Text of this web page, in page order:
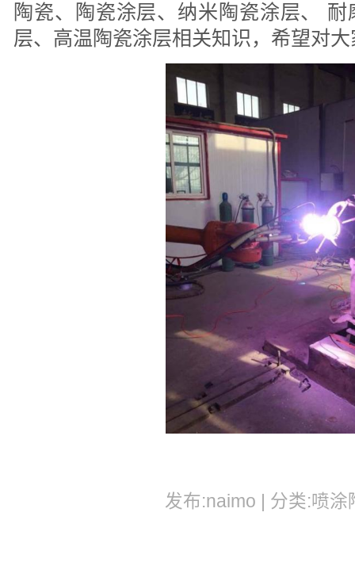
陶瓷、陶瓷涂层、纳米陶瓷涂层、
层、高温陶瓷涂层相关知识，希望对
发布:naimo | 分类:喷